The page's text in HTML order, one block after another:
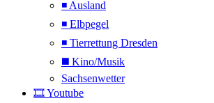
◾ Ausland
◾ Elbpegel
◾ Tierrettung Dresden
◼️ Kino/Musik
Sachsenwetter
🎞️ Youtube